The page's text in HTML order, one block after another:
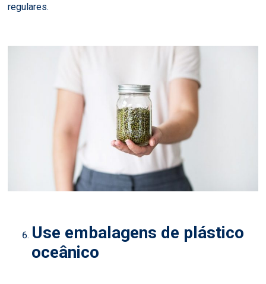
regulares.
Use embalagens de plástico
oceânico